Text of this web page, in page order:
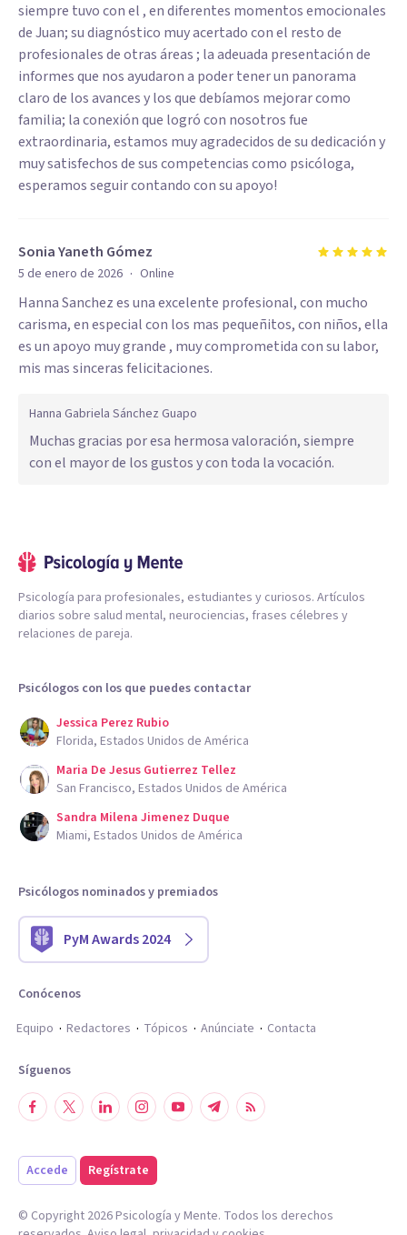
siempre tuvo con el , en diferentes momentos emocionales
de Juan; su diagnóstico muy acertado con el resto de
profesionales de otras áreas ; la adeuada presentación de
informes que nos ayudaron a poder tener un panorama
claro de los avances y los que debíamos mejorar como
familia; la conexión que logró con nosotros fue
extraordinaria, estamos muy agradecidos de su dedicación y
muy satisfechos de sus competencias como psicóloga,
esperamos seguir contando con su apoyo!
Sonia Yaneth Gómez
5 de enero de 2026 · Online
Hanna Sanchez es una excelente profesional, con mucho
carisma, en especial con los mas pequeñitos, con niños, ella
es un apoyo muy grande , muy comprometida con su labor,
mis mas sinceras felicitaciones.
Hanna Gabriela Sánchez Guapo
Muchas gracias por esa hermosa valoración, siempre
con el mayor de los gustos y con toda la vocación.
Psicología para profesionales, estudiantes y curiosos. Artículos
diarios sobre salud mental, neurociencias, frases célebres y
relaciones de pareja.
Psicólogos con los que puedes contactar
Jessica Perez Rubio
Florida, Estados Unidos de América
Maria De Jesus Gutierrez Tellez
San Francisco, Estados Unidos de América
Sandra Milena Jimenez Duque
Miami, Estados Unidos de América
Psicólogos nominados y premiados
PyM Awards 2024
Conócenos
Equipo
Redactores Tópicos Anúnciate Contacta
Síguenos
Accede Regístrate
© Copyright 2026Psicología y Mente. Todos los derechos